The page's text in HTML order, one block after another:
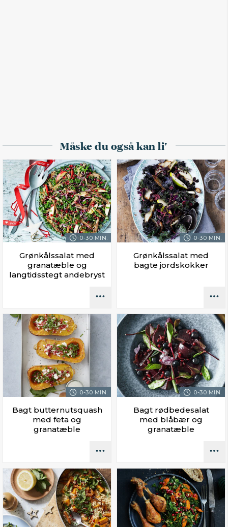
Måske du også kan li'
0-30 MIN.
Grønkålssalat med
granatæble og
langtidsstegt andebryst
0-30 MIN.
Grønkålssalat med
bagte jordskokker
0-30 MIN.
Bagt butternutsquash
med feta og
granatæble
0-30 MIN.
Bagt rødbedesalat
med blåbær og
granatæble